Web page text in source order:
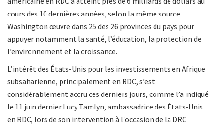
cours des 10 dernières années, selon la même source.
Washington œuvre dans 25 des 26 provinces du pays pour
appuyer notamment la santé, l’éducation, la protection de
l’environnement et la croissance.
L’intérêt des États-Unis pour les investissements en Afrique
subsaharienne, principalement en RDC, s’est
considérablement accru ces derniers jours, comme l’a indiqué
le 11 juin dernier Lucy Tamlyn, ambassadrice des États-Unis
en RDC, lors de son intervention à l'occasion de la DRC